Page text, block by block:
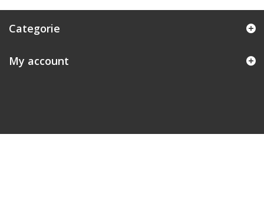
Categorie
My account